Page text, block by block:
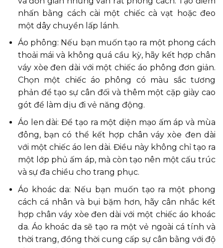
nhấn bằng cách cài một chiếc cà vạt hoặc đeo
một dây chuyền lấp lánh.
Áo phông: Nếu bạn muốn tạo ra một phong cách
thoải mái và không quá cầu kỳ, hãy kết hợp chân
váy xòe đen dài với một chiếc áo phông đơn giản.
Chọn một chiếc áo phông có màu sắc tương
phản để tạo sự cân đối và thêm một cặp giày cao
gót để làm dịu đi vẻ năng động.
Áo len dài: Để tạo ra một diện mạo ấm áp và mùa
đông, bạn có thể kết hợp chân váy xòe đen dài
với một chiếc áo len dài. Điều này không chỉ tạo ra
một lớp phủ ấm áp, mà còn tạo nên một cấu trúc
và sự đa chiều cho trang phục.
Áo khoác da: Nếu bạn muốn tạo ra một phong
cách cá nhân và bụi bặm hơn, hãy cân nhắc kết
hợp chân váy xòe đen dài với một chiếc áo khoác
da. Áo khoác da sẽ tạo ra một vẻ ngoài cá tính và
thời trang, đồng thời cung cấp sự cân bằng với độ